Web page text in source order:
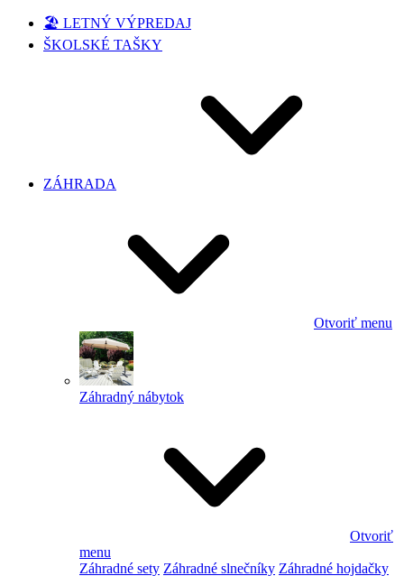
🏖️ LETNÝ VÝPREDAJ
ŠKOLSKÉ TAŠKY
ZÁHRADA
Otvoriť menu
Záhradný nábytok
Otvoriť
menu
Záhradné sety Záhradné slnečníky Záhradné hojdačky